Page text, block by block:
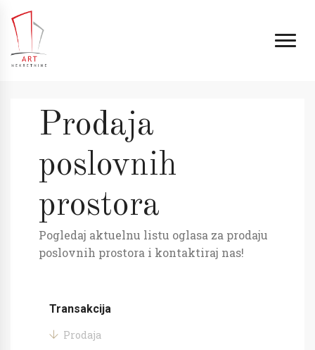
Prodaja
poslovnih
prostora
Pogledaj aktuelnu listu oglasa za prodaju
poslovnih prostora i kontaktiraj nas!
Transakcija
Prodaja